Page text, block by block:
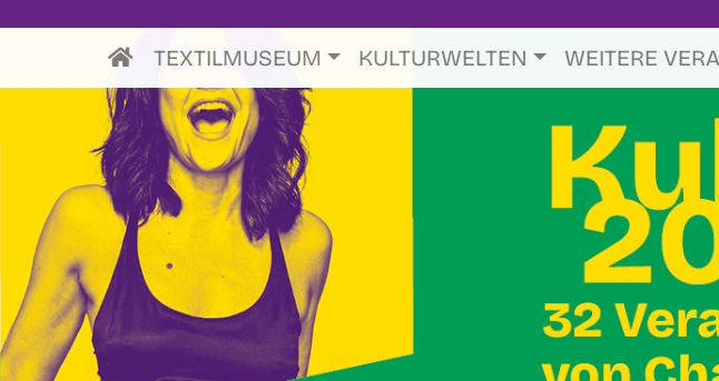
TEXTILMUSEUM KULTURWELTEN WEITERE